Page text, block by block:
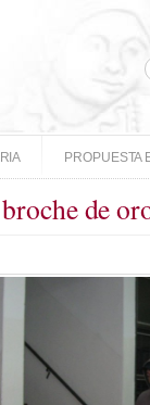
PROPUESTA
de